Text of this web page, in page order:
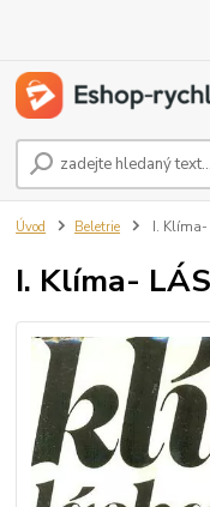
Úvod Beletrie I. Klíma-
I. Klíma-